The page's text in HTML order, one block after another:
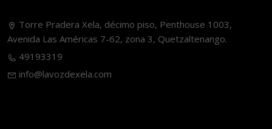
Torre Pradera Xela, décimo piso, Penthouse 1003,
Avenida Las Américas 7-62, zona 3, Quetzaltenango.
49193319
info@lavozdexela.com